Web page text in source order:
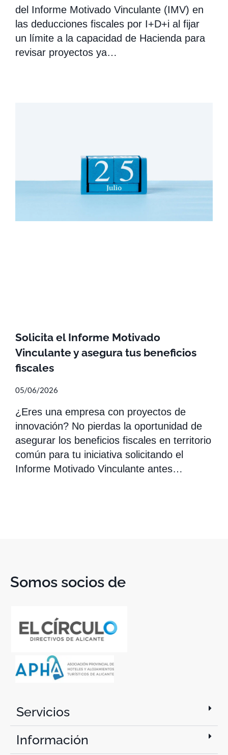
del Informe Motivado Vinculante (IMV) en
las deducciones fiscales por I+D+i al fijar
un límite a la capacidad de Hacienda para
revisar proyectos ya…
Solicita el Informe Motivado
Vinculante y asegura tus beneficios
fiscales
05/06/2026
¿Eres una empresa con proyectos de
innovación? No pierdas la oportunidad de
asegurar los beneficios fiscales en territorio
común para tu iniciativa solicitando el
Informe Motivado Vinculante antes…
Somos socios de
Servicios
Información